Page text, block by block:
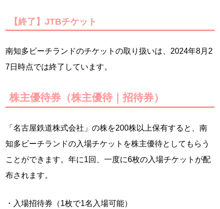
【終了】JTBチケット
南知多ビーチランドのチケットの取り扱いは、2024年8月2
7日時点では終了しています。
株主優待券（株主優待｜招待券）
「名古屋鉄道株式会社」の株を200株以上保有すると、南
知多ビーチランドの入場チケットを株主優待としてもらう
ことができます。年に1回、一度に6枚の入場チケットが配
布されます。
・入場招待券（1枚で1名入場可能）